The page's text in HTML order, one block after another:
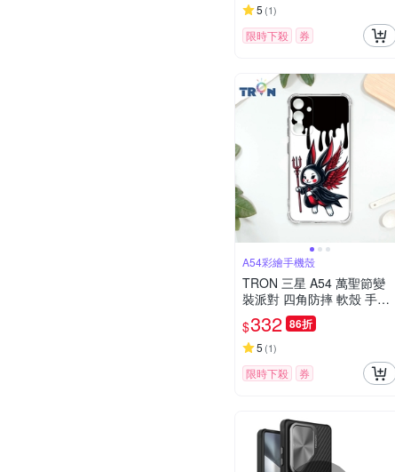
5 (1)
限時下殺 券
A54彩繪手機殼
TRON 三星 A54 萬聖節變
裝派對 四角防摔 軟殼 手機
殼
$332 86折
5 (1)
限時下殺 券